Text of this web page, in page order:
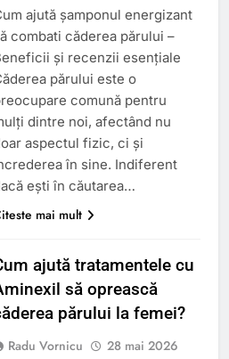
ajută șamponul energizant
combati căderea părului –
și recenzii esențiale
părului este o
comună pentru
dintre noi, afectând nu
aspectul fizic, ci și
în sine. Indiferent
ești în căutarea…
mai mult
ajută tratamentele cu
să oprească
părului la femei?
Radu Vornicu
28 mai 2026